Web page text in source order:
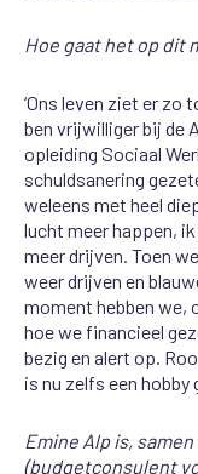
Hoe gaat het op dit
‘Ons leven ziet er zo
ben vrijwilliger bij de
opleiding Sociaal
schuldsanering
weleens met heel
lucht meer happen,
meer drijven. Toen
weer drijven en
moment hebben we,
hoe we financieel
bezig en alert op.
is nu zelfs een hobby
Emine Alp is,
(budgetconsulent